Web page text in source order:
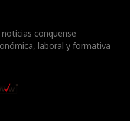
conquense
laboral y formativa